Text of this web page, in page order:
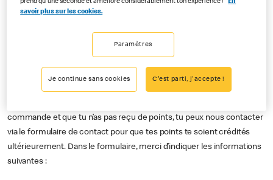
scanner le QR code sur ta carte de fidélité dans ton app au moment
de la commande.
commande et que tu n’as pas reçu de points, tu peux nous contacter
via le formulaire de contact pour que tes points te soient crédités
ultérieurement. Dans le formulaire, merci d’indiquer les informations
suivantes :
prend qu'une seconde et améliore considérablement ton expérience !
En
savoir plus sur les cookies.
Paramètres
Je continue sans cookies C'est parti, j'accepte !